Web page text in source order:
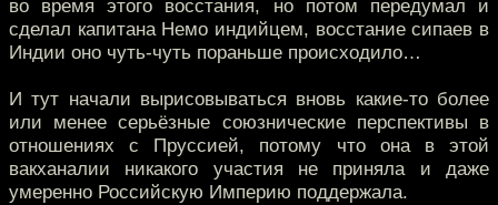
во время этого восстания, но потом передумал и
сделал капитана Немо индийцем, восстание сипаев в
Индии оно чуть-чуть пораньше происходило…
И тут начали вырисовываться вновь какие-то более
или менее серьёзные союзнические перспективы в
отношениях с Пруссией, потому что она в этой
вакханалии никакого участия не приняла и даже
умеренно Российскую Империю поддержала.